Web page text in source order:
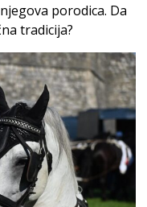
porodica. Da
tradicija?